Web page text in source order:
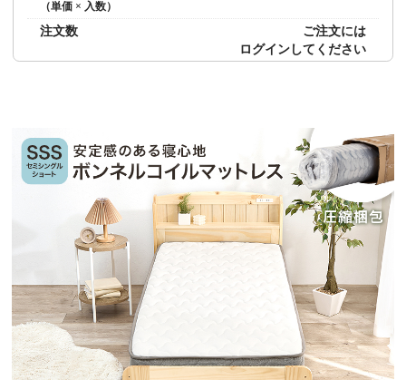
（単価 × 入数）
注文数
ご注文には
ログインしてください